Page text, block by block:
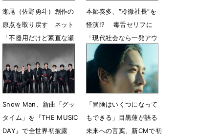
瀬尾（佐野勇斗）創作の
原点を取り戻す ネット
「不器用だけど素直な瀬
尾きゅんかわいい」
7月22日 13時46分
本郷奏多、“冷徹社長”を
怪演!? 毒舌セリフに
「現代社会なら一発アウ
ト」
7月7日 08時00分
Snow Man、新曲「グッ
タイム」を『THE MUSIC
DAY』で全世界初披露
「冒険はいくつになって
もできる」目黒蓮が語る
未来への言葉、新CMで初